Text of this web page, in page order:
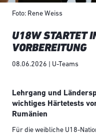
Foto: Rene Weiss
U18W STARTET
VORBEREITUNG
08.06.2026 | U-Teams
Lehrgang und
wichtiges Härtetests
Rumänien
Für die weibliche U18-